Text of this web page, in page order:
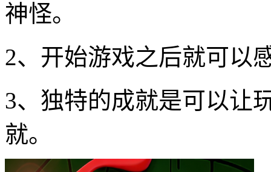
神怪。
2、开始游戏之后就可以
3、独特的成就是可以让
就。